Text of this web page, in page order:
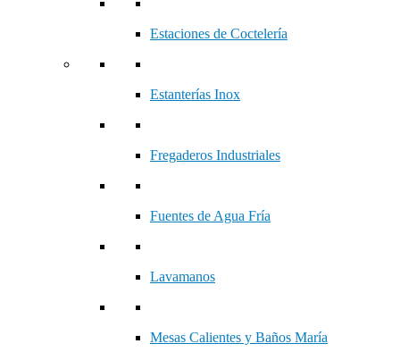
Estaciones de Coctelería
Estanterías Inox
Fregaderos Industriales
Fuentes de Agua Fría
Lavamanos
Mesas Calientes y Baños María